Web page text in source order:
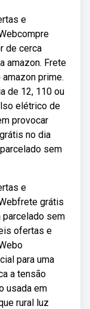
e
de cerca
amazon. Frete
prime.
de 12, 110 ou
elétrico de
provocar
no dia
sem
e
grátis
parcelado sem
ofertas e
para uma
a tensão
usada em
rural luz